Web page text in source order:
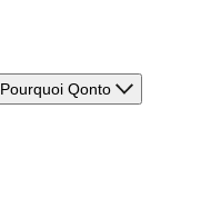
Pourquoi Qonto